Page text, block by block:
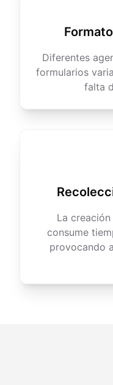
Diferentes
formularios
falta
La
consume
provocando